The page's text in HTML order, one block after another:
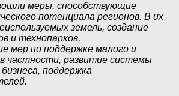
меры, способствующие
потенциала регионов. В их
земель, создание
и технопарков,
мер по поддержке малого и
в частности, развитие системы
поддержка